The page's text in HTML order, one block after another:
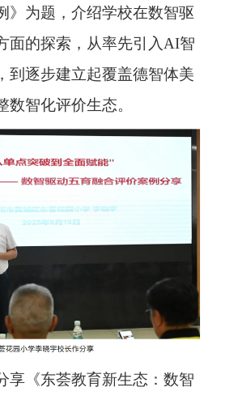
》为题，介绍学校在数智驱
面的探索，从率先引入AI智
到逐步建立起覆盖德智体美
智化评价生态。
享《东荟教育新生态：数智